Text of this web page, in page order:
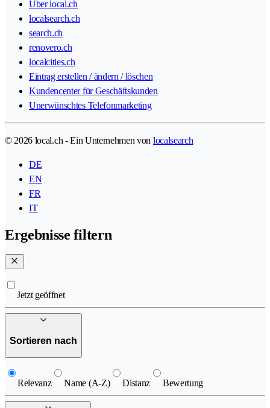
Über local.ch
localsearch.ch
search.ch
renovero.ch
localcities.ch
Eintrag erstellen / ändern / löschen
Kundencenter für Geschäftskunden
Unerwünschtes Telefonmarketing
© 2026 local.ch - Ein Unternehmen von localsearch
DE
EN
FR
IT
Ergebnisse filtern
Jetzt geöffnet
Sortieren nach
Relevanz Name (A-Z) Distanz Bewertung